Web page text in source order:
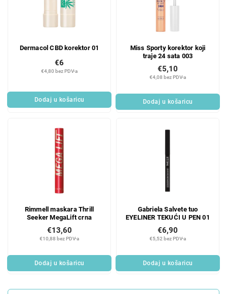
Dermacol CBD korektor 01
€4,80 bez PDV-a
€6
Dodaj u košaricu
Miss Sporty korektor koji
traje 24 sata 003
€4,08 bez PDV-a
€5,10
Dodaj u košaricu
Rimmell maskara Thrill
Seeker MegaLift crna
€10,88 bez PDV-a
€13,60
Dodaj u košaricu
Gabriela Salvete tuo
EYELINER TEKUĆI U PEN 01
€5,52 bez PDV-a
€6,90
Dodaj u košaricu